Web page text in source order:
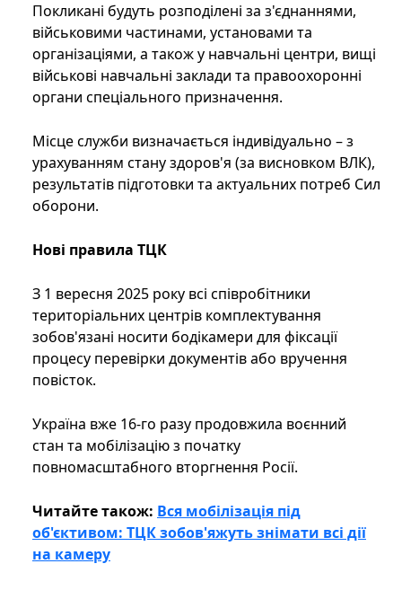
Покликані будуть розподілені за з'єднаннями,
військовими частинами, установами та
організаціями, а також у навчальні центри, вищі
військові навчальні заклади та правоохоронні
органи спеціального призначення.
Місце служби визначається індивідуально – з
урахуванням стану здоров'я (за висновком ВЛК),
результатів підготовки та актуальних потреб Сил
оборони.
Нові правила ТЦК
З 1 вересня 2025 року всі співробітники
територіальних центрів комплектування
зобов'язані носити бодікамери для фіксації
процесу перевірки документів або вручення
повісток.
Україна вже 16-го разу продовжила воєнний
стан та мобілізацію з початку
повномасштабного вторгнення Росії.
Читайте також: Вся мобілізація під
об'єктивом: ТЦК зобов'яжуть знімати всі дії
на камеру